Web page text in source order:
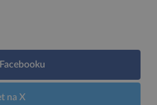
na X